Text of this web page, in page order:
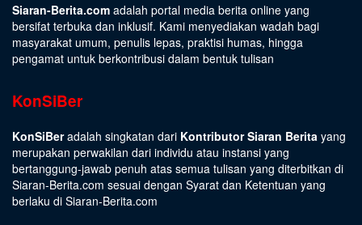
Siaran-Berita.com adalah portal media berita online yang
bersifat terbuka dan inklusif. Kami menyediakan wadah bagi
masyarakat umum, penulis lepas, praktisi humas, hingga
pengamat untuk berkontribusi dalam bentuk tulisan
KonSiBer
KonSiBeradalah singkatan dari Kontributor Siaran Berita yang
merupakan perwakilan dari individu atau instansi yang
bertanggung-jawab penuh atas semua tulisan yang diterbitkan di
Siaran-Berita.com sesuai dengan Syarat dan Ketentuan yang
berlaku di Siaran-Berita.com